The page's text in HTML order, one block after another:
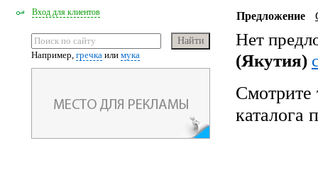
Вход для клиентов
Например, гречка или мука
Предложение
Нет
(Якутия)
Смотрите
каталога